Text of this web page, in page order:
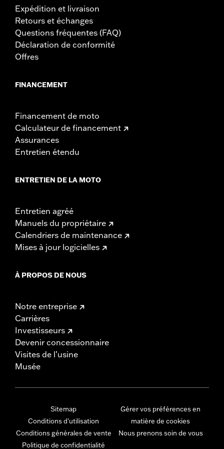
Expédition et livraison
Retours et échanges
Questions fréquentes (FAQ)
Déclaration de conformité
Offres
FINANCEMENT
Financement de moto
Calculateur de financement
Assurances
Entretien étendu
ENTRETIEN DE LA MOTO
Entretien agréé
Manuels du propriétaire
Calendriers de maintenance
Mises à jour logicielles
À PROPOS DE NOUS
Notre entreprise
Carrières
Investisseurs
Devenir concessionnaire
Visites de l’usine
Musée
Sitemap
Conditions d'utilisation
Conditions générales de vente
Politique de confidentialité
Gérer vos préférences en
matière de cookies
Nous prenons soin de vous